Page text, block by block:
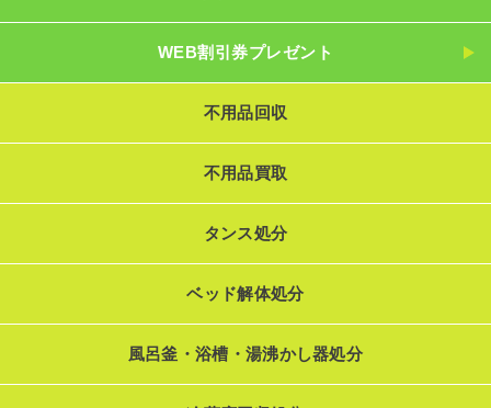
WEB割引券プレゼント
不用品回収
不用品買取
タンス処分
ベッド解体処分
風呂釜・浴槽・湯沸かし器処分